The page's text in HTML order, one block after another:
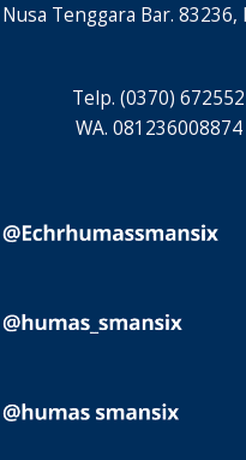
Tenggara Bar. 83236,
Telp. (0370) 672552
WA. 081236008874